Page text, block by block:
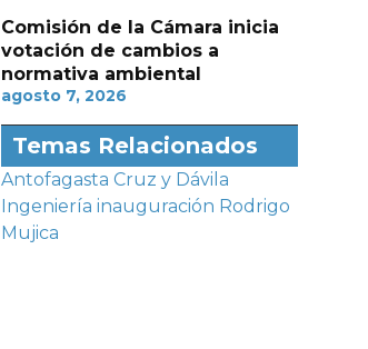
Comisión de la Cámara inicia
votación de cambios a
normativa ambiental
agosto 7, 2026
Temas Relacionados
Antofagasta Cruz y Dávila
Ingeniería inauguración Rodrigo
Mujica